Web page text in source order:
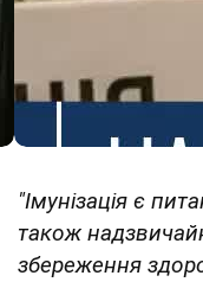
"Імунізація є
також
збереження